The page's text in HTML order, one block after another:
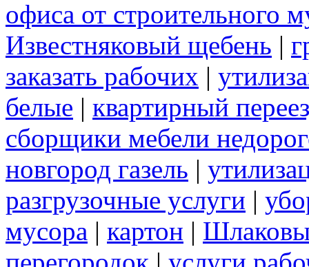
офиса от строительного
Известняковый щебень |
заказать рабочих |
белые | квартирный
сборщики мебели
новгород газель |
разгрузочные услуги |
мусора | картон |